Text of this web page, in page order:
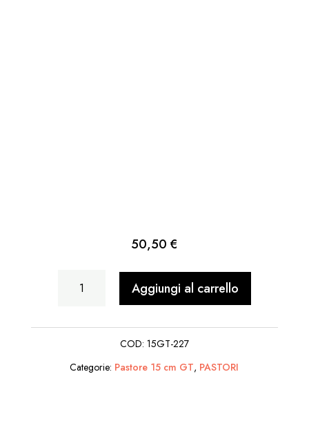
50,50€
Uomo
accanto
anfora
Aggiungi al carrello
COD: 15GT-227
Categorie: Pastore 15 cm GT, PASTORI